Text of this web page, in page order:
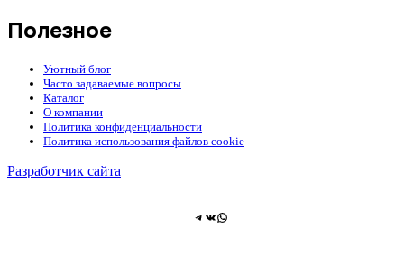
Полезное
Уютный блог
Часто задаваемые вопросы
Каталог
О компании
Политика конфиденциальности
Политика использования файлов cookie
Разработчик сайта
Telegram
ВКонтакте
WhatsApp